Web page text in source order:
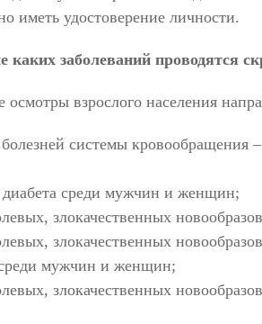
иметь удостоверение личности.
каких заболеваний проводятся
взрослого населения
системы кровообращения
диабета среди мужчин и женщин;
злокачественных
злокачественных
мужчин и женщин;
злокачественных